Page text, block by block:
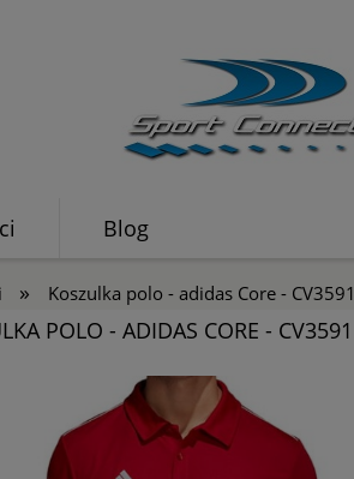
Blog
» Koszulka polo - adidas Core - CV3591
POLO - ADIDAS CORE - CV3591